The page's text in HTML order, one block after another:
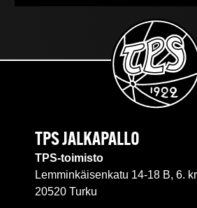
TPS JALKAPALLO
TPS-toimisto
Lemminkäisenkatu 14-18 B, 6.
20520 Turku